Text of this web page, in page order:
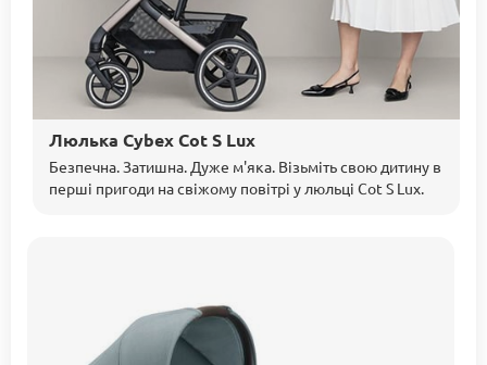
Люлька Cybex Cot S Lux
Безпечна. Затишна. Дуже м'яка. Візьміть свою дитину в
перші пригоди на свіжому повітрі у люльці Cot S Lux.